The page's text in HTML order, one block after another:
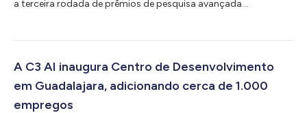
a terceira rodada de prêmios de pesquisa avançada
proteger infraestrutura crítica. O Instituto concedeu um total
cientistas pesquisadores da Universidade da Califórnia, em
Berkeley, Universidade de...
A C3 AI inaugura Centro de Desenvolvimento
em Guadalajara, adicionando cerca de 1.000
empregos